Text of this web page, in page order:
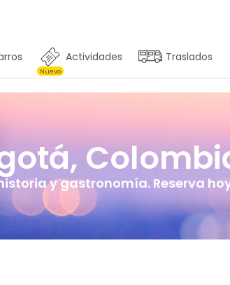
Actividades
Nuevo
Traslados
y gastronomía. Reserva